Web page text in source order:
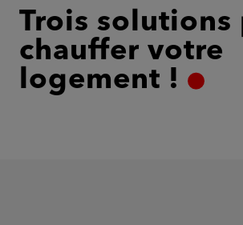
Trois solutions
chauffer votre
logement !